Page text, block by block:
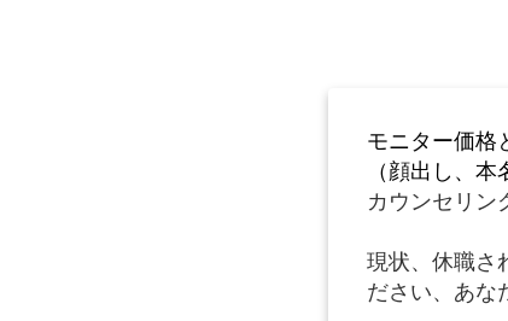
モニター価格
（顔出し、
カウンセリン
現状、休職さ
ださい、あな